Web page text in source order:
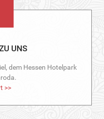
UNS
dem Hessen Hotelpark
>>